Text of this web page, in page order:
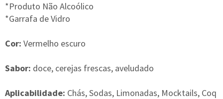
*Produto Não Alcoólico
*Garrafa de Vidro
Cor: Vermelho escuro
Sabor: doce, cerejas frescas, aveludado
Aplicabilidade: Chás, Sodas, Limonadas, Mocktails, Coq